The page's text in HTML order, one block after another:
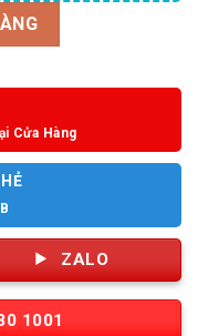
Cửa Hàng
ZALO
1001